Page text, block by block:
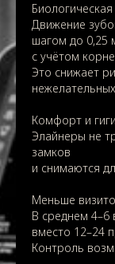
Движение
шагом до 0,25
с учётом
Это снижает
Комфорт и
Элайнеры не
замков
и снимаются
Меньше
В среднем 4–6
вместо 12–24
Контроль